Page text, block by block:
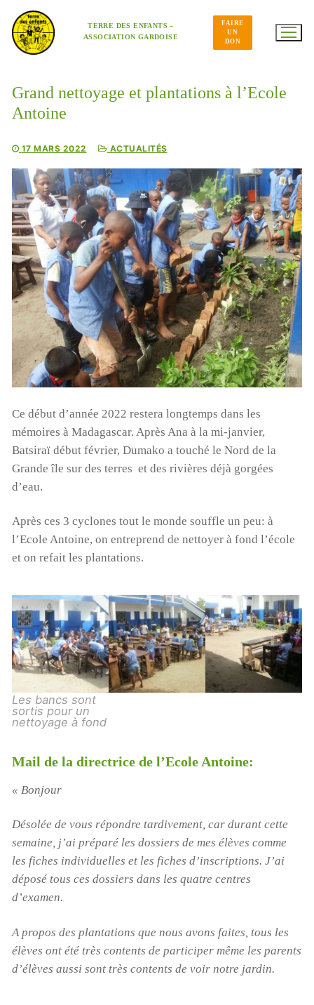
contenu
TERRE DES ENFANTS –
ASSOCIATION GARDOISE
FAIRE
UN
DON
Grand nettoyage et plantations à l’Ecole
Antoine
17 MARS 2022 ACTUALITÉS
Ce début d’année 2022 restera longtemps dans les
mémoires à Madagascar. Après Ana à la mi-janvier,
Batsiraï début février, Dumako a touché le Nord de la
Grande île sur des terres et des rivières déjà gorgées
d’eau.
Après ces 3 cyclones tout le monde souffle un peu: à
l’Ecole Antoine, on entreprend de nettoyer à fond l’école
et on refait les plantations.
Les bancs sont
sortis pour un
nettoyage à fond
Mail de la directrice de l’Ecole Antoine:
« Bonjour
Désolée de vous répondre tardivement, car durant cette
semaine, j’ai préparé les dossiers de mes élèves comme
les fiches individuelles et les fiches d’inscriptions. J’ai
déposé tous ces dossiers dans les quatre centres
d’examen.
A propos des plantations que nous avons faites, tous les
élèves ont été très contents de participer même les parents
d’élèves aussi sont très contents de voir notre jardin.